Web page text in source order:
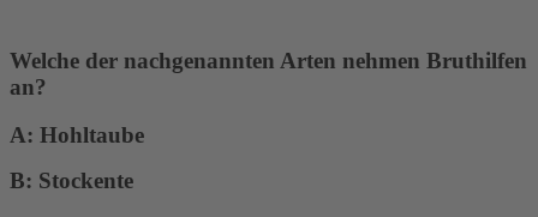
Welche der nachgenannten Arten nehmen Bruthilfen
an?
A: Hohltaube
B: Stockente